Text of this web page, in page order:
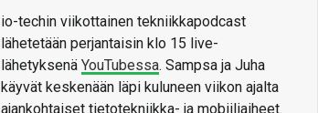
io-techin viikottainen tekniikkapodcast
lähetetään perjantaisin klo 15 live-
lähetyksenä YouTubessa. Sampsa ja Juha
käyvät keskenään läpi kuluneen viikon ajalta
ajankohtaiset tietotekniikka- ja mobiiliaiheet.